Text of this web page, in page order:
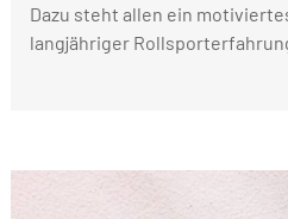
Dazu steht allen ein
langjähriger